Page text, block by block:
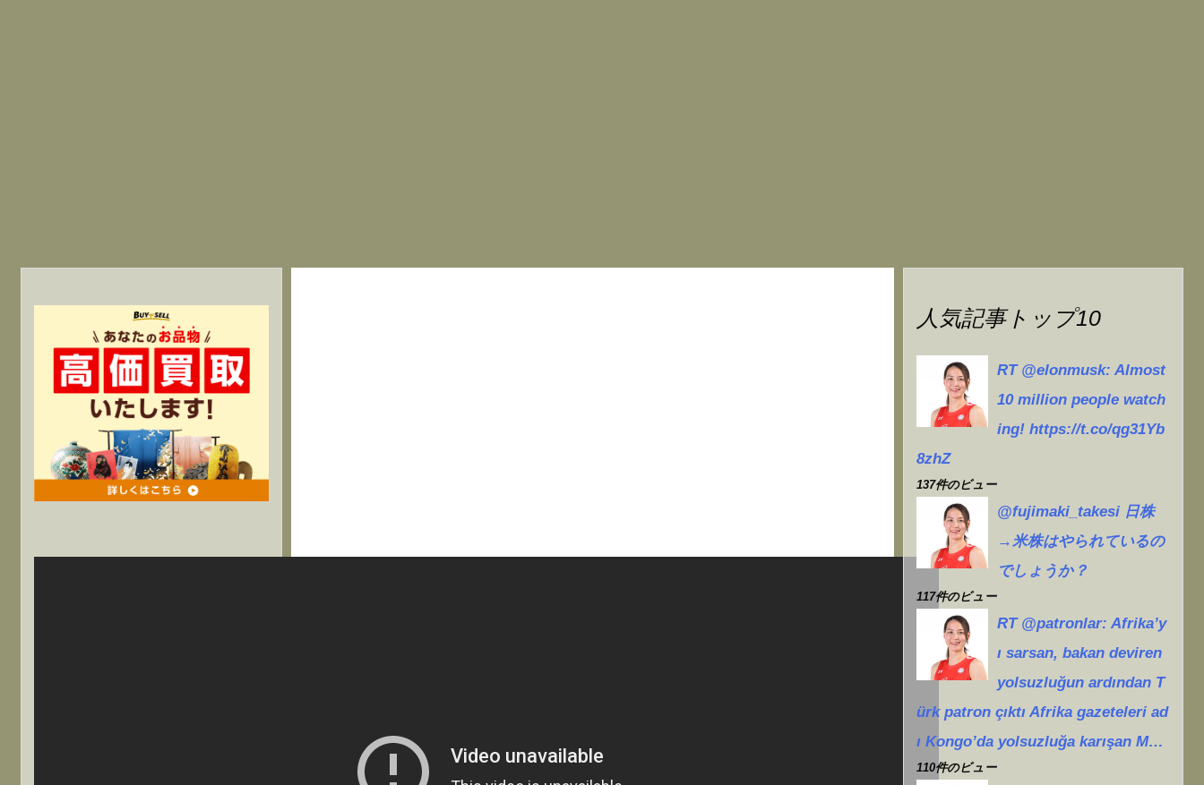
人気記事トップ10
RT @elonmusk: Almost
10 million people watch
ing! https://t.co/qg31Yb
8zhZ
137件のビュー
@fujimaki_takesi 日株
→米株はやられているの
でしょうか？
117件のビュー
RT @patronlar: Afrika’y
ı sarsan, bakan deviren
yolsuzluğun ardından T
ürk patron çıktı Afrika gazeteleri ad
ı Kongo’da yolsuzluğa karışan M…
110件のビュー